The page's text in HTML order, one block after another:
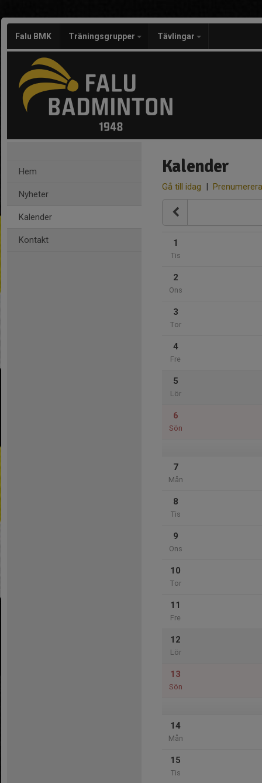
Falu BMK Träningsgrupper Tävlingar
Hem
Nyheter
Kalender
Kontakt
Kalender
Gå till idag | Prenumerera
1
Tis
2
Ons
3
Tor
4
Fre
5
Lör
6
Sön
7
Mån
8
Tis
9
Ons
10
Tor
11
Fre
12
Lör
13
Sön
14
Mån
15
Tis